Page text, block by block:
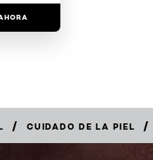
/ CUIDADO DE LA PIEL /